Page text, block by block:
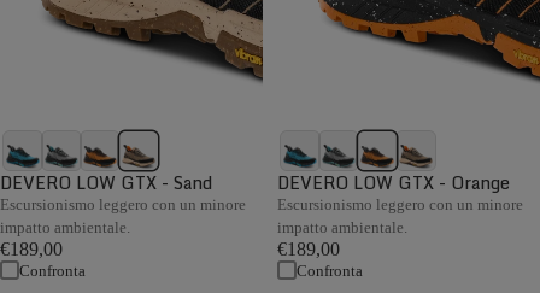
DEVERO LOW GTX - Sand
Escursionismo leggero con un minore
impatto ambientale.
€189,00
Confronta
DEVERO LOW GTX - Orange
Escursionismo leggero con un minore
impatto ambientale.
€189,00
Confronta